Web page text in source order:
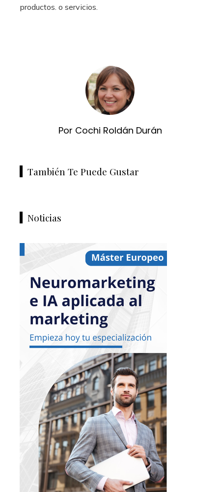
productos. o servicios.
Por Cochi Roldán Durán
También Te Puede Gustar
Noticias